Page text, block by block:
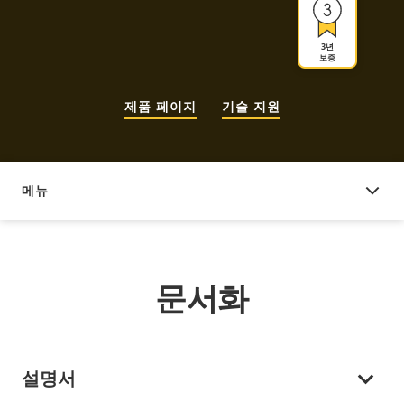
3년
보증
제품 페이지 기술 지원
메뉴
문서화
문서화
설명서